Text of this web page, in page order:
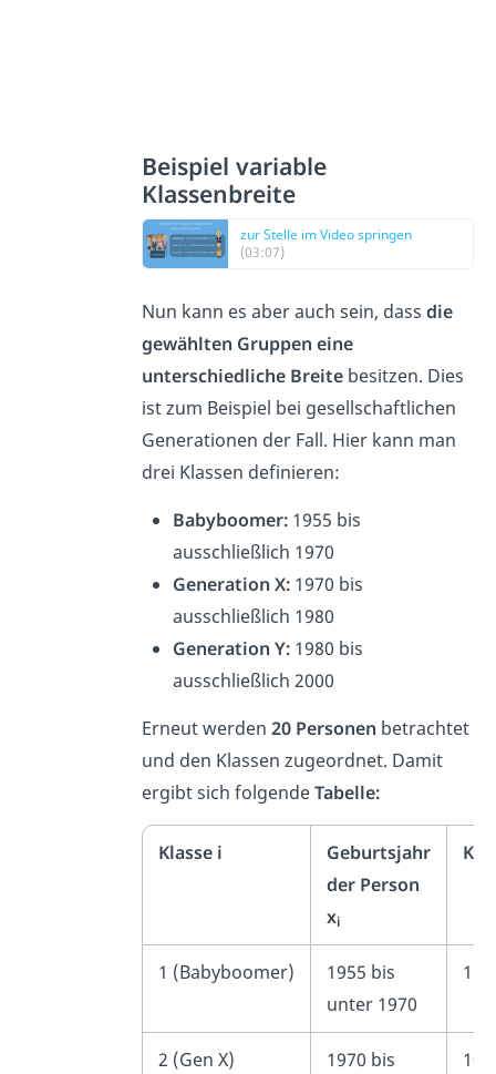
Beispiel variable
Klassenbreite
zur Stelle im Video springen
(03:07)
Nun kann es aber auch sein, dass die
gewählten Gruppen eine
unterschiedliche Breitebesitzen. Dies
ist zum Beispiel bei gesellschaftlichen
Generationen der Fall. Hier kann man
drei Klassen definieren:
Babyboomer:1955 bis
ausschließlich 1970
Generation X:1970 bis
ausschließlich 1980
Generation Y:1980 bis
ausschließlich 2000
Erneut werden 20 Personen betrachtet
und den Klassen zugeordnet. Damit
ergibt sich folgendeTabelle:
Klasse i
Geburtsjahr
der Person
xi
1 (Babyboomer)
1955 bis
unter 1970
15
2 (Gen X)
1970 bis
10